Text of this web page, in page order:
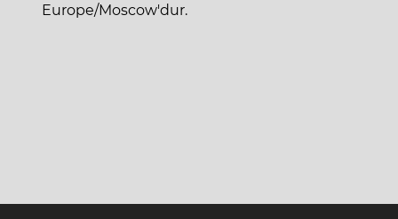
Europe/Moscow'dur.